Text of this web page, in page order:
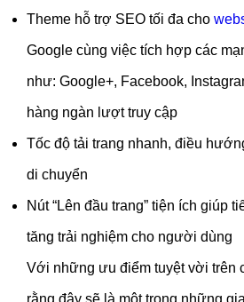
Theme hỗ trợ SEO tối đa cho
Google cùng việc tích hợp các
như: Google+, Facebook,
hàng ngàn lượt truy cập
Tốc độ tải trang nhanh, điều
di chuyển
Nút “Lên đầu trang” tiện ích giúp
tăng trải nghiệm cho người dùng
Với những ưu điểm tuyệt vời trên
rằng đây sẽ là một trong những